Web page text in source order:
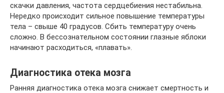
скачки давления, частота сердцебиения нестабильна.
Нередко происходит сильное повышение температуры
тела – свыше 40 градусов. Сбить температуру очень
сложно. В бессознательном состоянии глазные яблоки
начинают расходиться, «плавать».
Диагностика отека мозга
Ранняя диагностика отека мозга снижает смертность и